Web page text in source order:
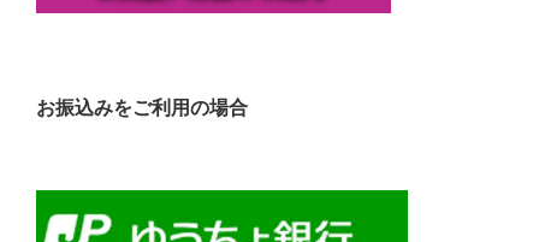
お振込みをご利用の場合